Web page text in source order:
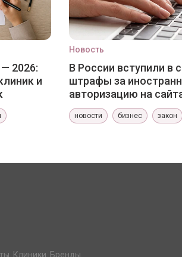
2026:
и
Новость
В России вступили в
штрафы за
авторизацию на
новости бизнес закон
Клиники. Бренды.